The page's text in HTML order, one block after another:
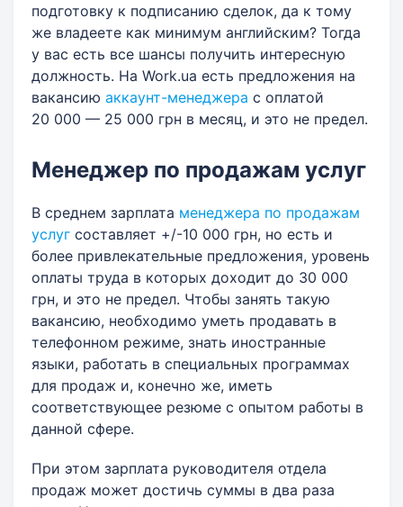
подготовку к подписанию сделок, да к тому
же владеете как минимум английским? Тогда
у вас есть все шансы получить интересную
должность. На Work.ua есть предложения на
вакансию аккаунт-менеджера с оплатой
20 000 — 25 000 грн в месяц, и это не предел.
Менеджер по продажам услуг
В среднем зарплата менеджера по продажам
услуг составляет +/-10 000 грн, но есть и
более привлекательные предложения, уровень
оплаты труда в которых доходит до 30 000
грн, и это не предел. Чтобы занять такую
вакансию, необходимо уметь продавать в
телефонном режиме, знать иностранные
языки, работать в специальных программах
для продаж и, конечно же, иметь
соответствующее резюме с опытом работы в
данной сфере.
При этом зарплата руководителя отдела
продаж может достичь суммы в два раза